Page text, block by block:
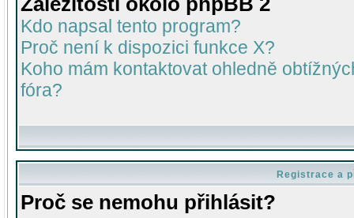
Kdo napsal tento program?
Proč není k dispozici funkce X?
Koho mám kontaktovat ohledně
fóra?
Registrace a
Proč se nemohu přihlásit?